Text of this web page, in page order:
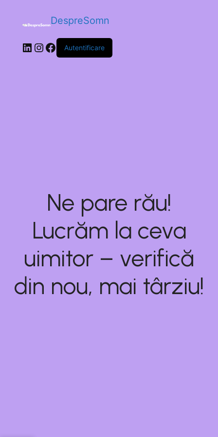
DespreSomn
Autentificare
Ne pare rău!
Lucrăm la ceva
uimitor – verifică
din nou, mai târziu!